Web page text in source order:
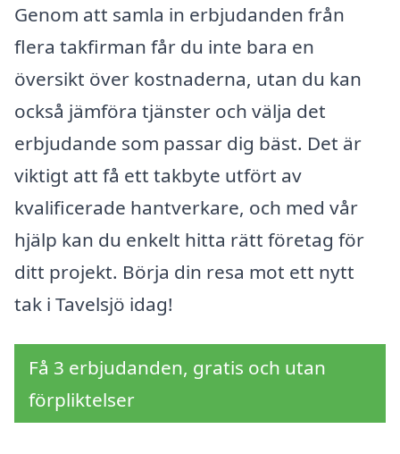
Genom att samla in erbjudanden från
flera takfirman får du inte bara en
översikt över kostnaderna, utan du kan
också jämföra tjänster och välja det
erbjudande som passar dig bäst. Det är
viktigt att få ett takbyte utfört av
kvalificerade hantverkare, och med vår
hjälp kan du enkelt hitta rätt företag för
ditt projekt. Börja din resa mot ett nytt
tak i Tavelsjö idag!
Få 3 erbjudanden, gratis och utan
förpliktelser